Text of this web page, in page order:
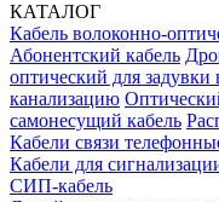
КАТАЛОГ
Кабель волоконно-
Абонентский кабель
оптический для задувки
канализацию
самонесущий кабель
Кабели связи
Кабели для
СИП-кабель